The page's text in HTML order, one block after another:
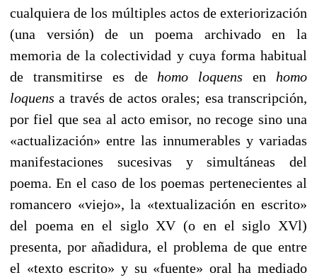
cualquiera de los múltiples actos de exteriorización
(una versión) de un poema archivado en la
memoria de la colectividad y cuya forma habitual
de transmitirse es de homo loquens en homo
loquens a través de actos orales; esa transcripción,
por fiel que sea al acto emisor, no recoge sino una
«actualización» entre las innumerables y variadas
manifestaciones sucesivas y simultáneas del
poema. En el caso de los poemas pertenecientes al
romancero «viejo», la «textualización en escrito»
del poema en el siglo XV (o en el siglo XVl)
presenta, por añadidura, el problema de que entre
el «texto escrito» y su «fuente» oral ha mediado